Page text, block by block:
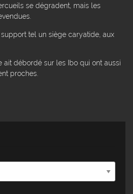
se dégradent, mais les
tel un siège caryatide, aux
ait débordé sur les Ibo qui ont aussi
proches.